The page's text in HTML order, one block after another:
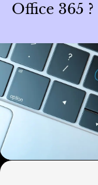
Office 365 ?